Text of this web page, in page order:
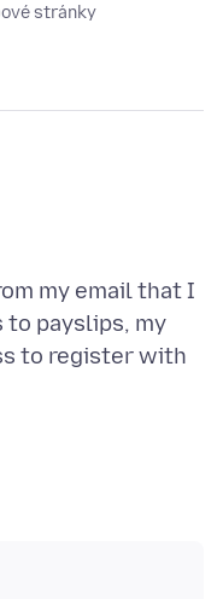
stránky
my email that I
to payslips, my
to register with